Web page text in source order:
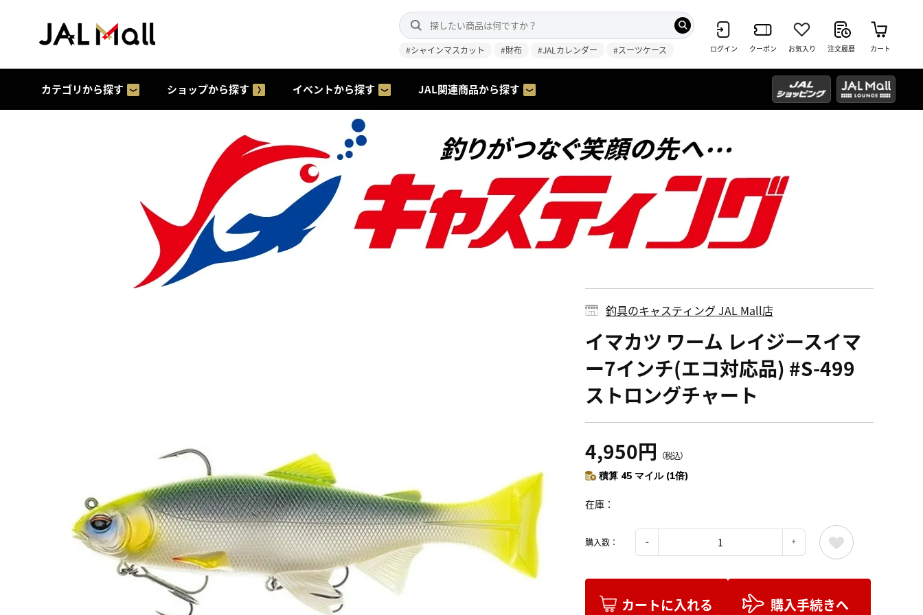
#シャインマスカット #財布 #JALカレンダー #スーツケース ログイン クーポン お気入り 注文履歴 カート
カテゴリから探す ショップから探す イベントから探す JAL関連商品から探す
釣具のキャスティング JAL Mall店
イマカツ ワーム レイジースイマ
ー7インチ(エコ対応品) #S-499
ストロングチャート
4,950円 （税込）
積算 45 マイル (1倍)
在庫
購入数：
カートに入れる 購入手続きへ